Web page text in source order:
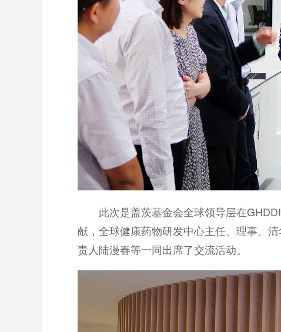
此次是盖茨基金会全球领导层在
献，全球健康药物研发中心主任、理事、
责人陆漫春等一同出席了交流活动。